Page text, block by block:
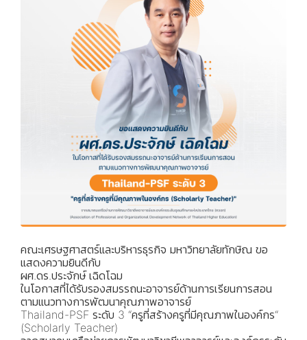
คณะเศรษฐศาสตร์และบริหารธุรกิจ มหาวิทยาลัยทักษิณ ขอ
แสดงความยินดีกับ
ผศ.ดร.ประจักษ์ เฉิดโฉม
ในโอกาสที่ได้รับรองสมรรถนะอาจารย์ด้านการเรียนการสอน
ตามแนวทางการพัฒนาคุณภาพอาจารย์
Thailand-PSF ระดับ 3 “ครูที่สร้างครูที่มีคุณภาพในองค์กร“
(Scholarly Teacher)